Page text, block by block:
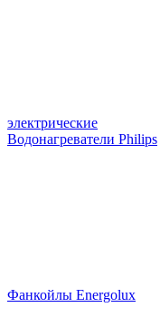
электрические
Водонагреватели Philips
Фанкойлы Energolux